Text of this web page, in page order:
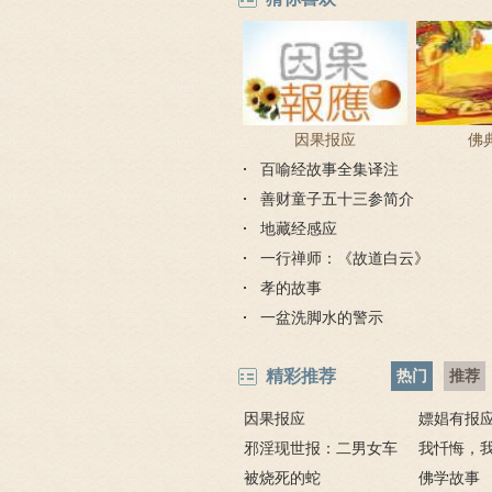
因果报应
佛
百喻经故事全集译注
善财童子五十三参简介
地藏经感应
一行禅师：《故道白云》
孝的故事
一盆洗脚水的警示
精彩推荐 热门 推荐
因果报应
嫖娼有报
嫖娼报应
邪淫现世报：二男女车
上纵欲酿车祸被烧死
我忏悔，
－淫人妻
被烧死的蛇 佛学故事